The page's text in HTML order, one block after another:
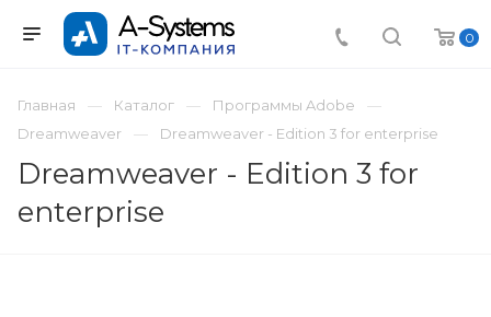
0
Главная Каталог
Программы Adobe
Dreamweaver
Dreamweaver - Edition 3 for enterprise
Dreamweaver - Edition 3 for
enterprise